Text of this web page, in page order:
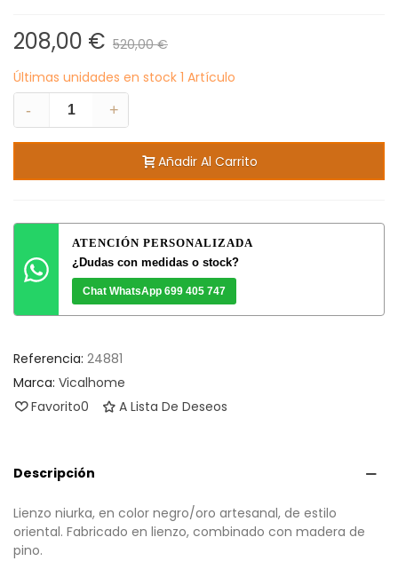
208,00 € 520,00 €
Últimas unidades en stock 1 Artículo
-
+
Añadir Al Carrito
ATENCIÓN PERSONALIZADA
¿Dudas con medidas o stock?
Chat WhatsApp 699 405 747
Referencia: 24881
Marca: Vicalhome
Favorito0 A Lista De Deseos
Descripción
Lienzo niurka, en color negro/oro artesanal, de estilo
oriental. Fabricado en lienzo, combinado con madera de
pino.